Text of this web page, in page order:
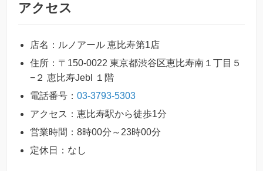
アクセス
店名：ルノアール 恵比寿第1店
住所：〒150-0022 東京都渋谷区恵比寿南１丁目５
−２ 恵比寿Jebl １階
電話番号： 03-3793-5303
アクセス：恵比寿駅から徒歩1分
営業時間：8時00分～23時00分
定休日：なし